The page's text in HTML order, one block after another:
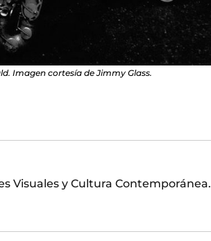
Imagen cortesía de Jimmy Glass.
Visuales y Cultura Contemporánea.